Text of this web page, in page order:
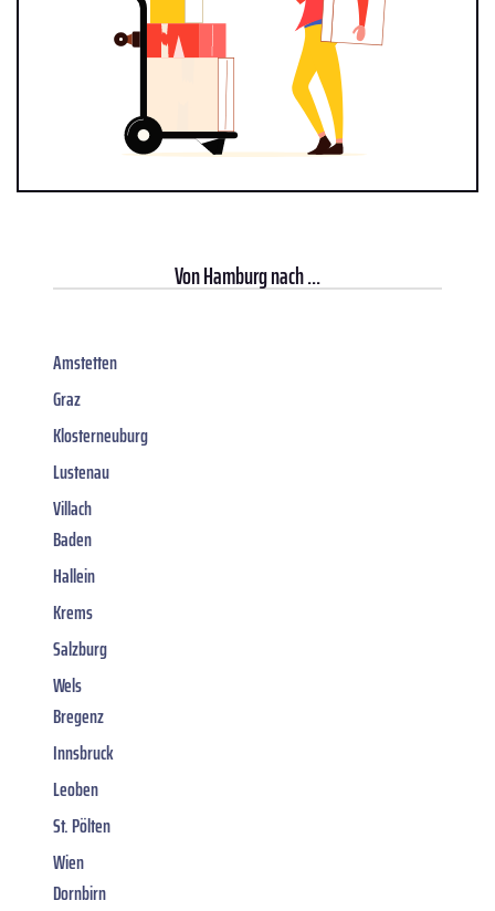
VonHamburgnach ...
Amstetten
Graz
Klosterneuburg
Lustenau
Villach
Baden
Hallein
Krems
Salzburg
Wels
Bregenz
Innsbruck
Leoben
St. Pölten
Wien
Dornbirn